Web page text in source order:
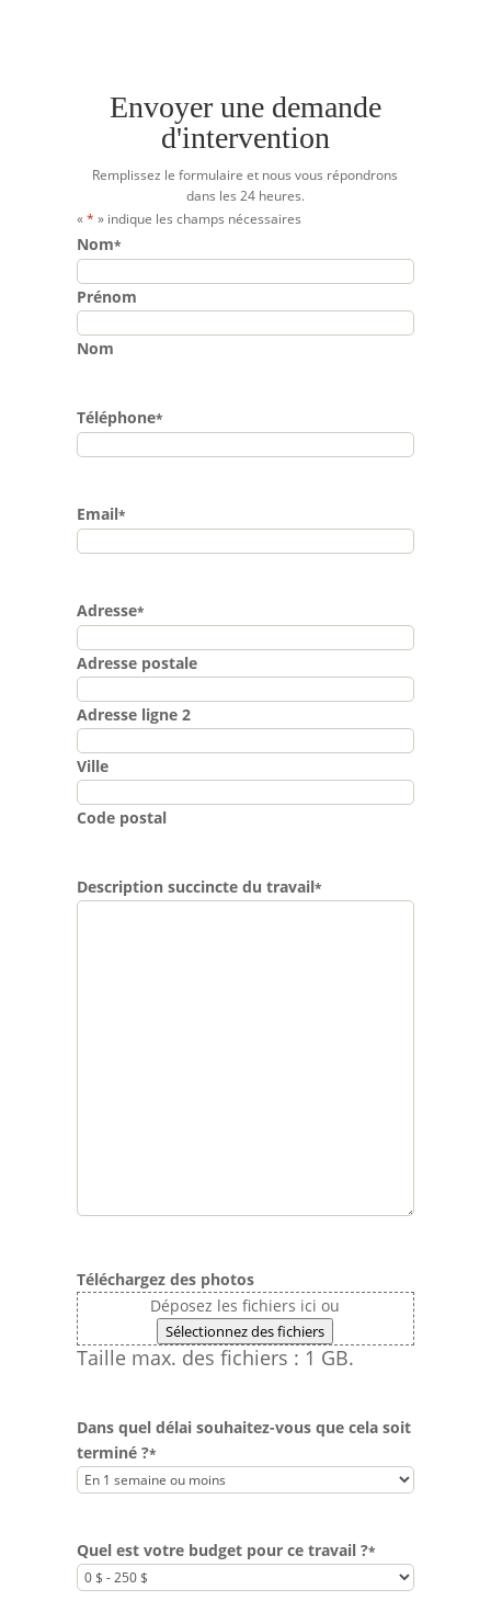
Envoyer une demande
d'intervention
Remplissez le formulaire et nous vous répondrons
dans les 24 heures.
«* » indique les champs nécessaires
Nom*
Prénom
Nom
Téléphone*
Email*
Adresse*
Adresse postale
Adresse ligne 2
Ville
Code postal
Description succincte du travail*
Téléchargez des photos
Déposez les fichiers ici ou
Sélectionnez des fichiers
Taille max. des fichiers : 1 GB.
Dans quel délai souhaitez-vous que cela soit
terminé ?*
Quel est votre budget pour ce travail ?*